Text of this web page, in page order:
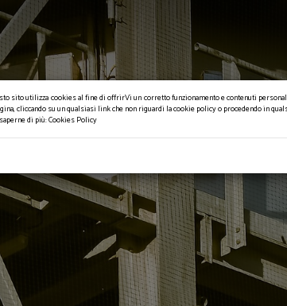
sito utilizza cookies al fine di offrirVi un corretto funzionamento e contenuti
cliccando su un qualsiasi link che non riguardi la cookie policy o procedendo in
di più:Cookies Policy